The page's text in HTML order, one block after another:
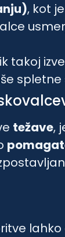
, kot
takoj
spletne
težave,
lahko